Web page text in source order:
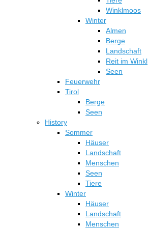
Winklmoos
Winter
Almen
Berge
Landschaft
Reit im Winkl
Seen
Feuerwehr
Tirol
Berge
Seen
History
Sommer
Häuser
Landschaft
Menschen
Seen
Tiere
Winter
Häuser
Landschaft
Menschen